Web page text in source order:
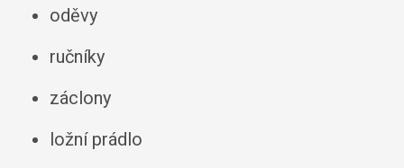
oděvy
ručníky
záclony
ložní prádlo